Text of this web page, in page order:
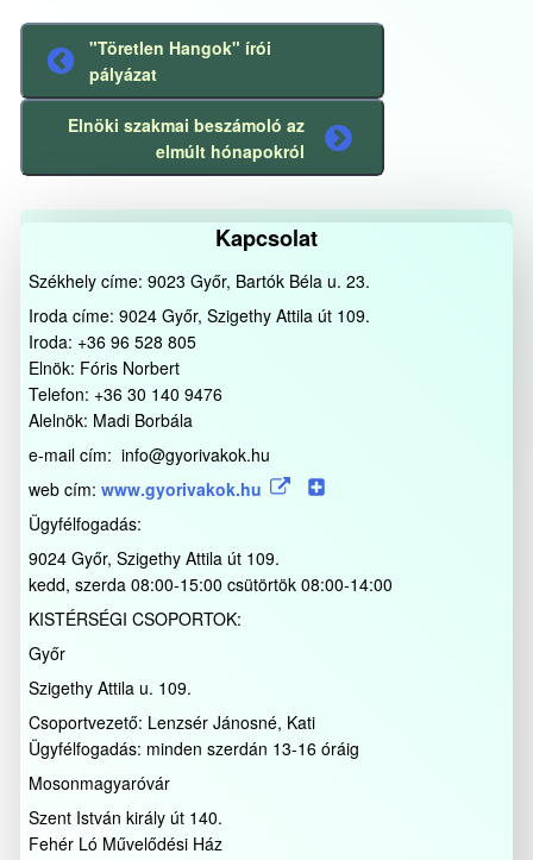
Előző
bejegyzés
"Töretlen Hangok" írói
pályázat
bejegyzés
Elnöki szakmai beszámoló az
elmúlt hónapokról
Kapcsolat
Székhely címe: 9023 Győr, Bartók Béla u. 23.
Iroda címe: 9024 Győr, Szigethy Attila út 109.
Iroda: +36 96 528 805
Elnök: Fóris Norbert
Telefon: +36 30 140 9476
Alelnök: Madi Borbála
e-mail cím: info@gyorivakok.hu
web cím: www.gyorivakok.hu
Ügyfélfogadás:
9024 Győr, Szigethy Attila út 109.
kedd, szerda 08:00-15:00 csütörtök 08:00-14:00
KISTÉRSÉGI CSOPORTOK:
Győr
Szigethy Attila u. 109.
Csoportvezető: Lenzsér Jánosné, Kati
Ügyfélfogadás: minden szerdán 13-16 óráig
Mosonmagyaróvár
Szent István király út 140.
Fehér Ló Művelődési Ház